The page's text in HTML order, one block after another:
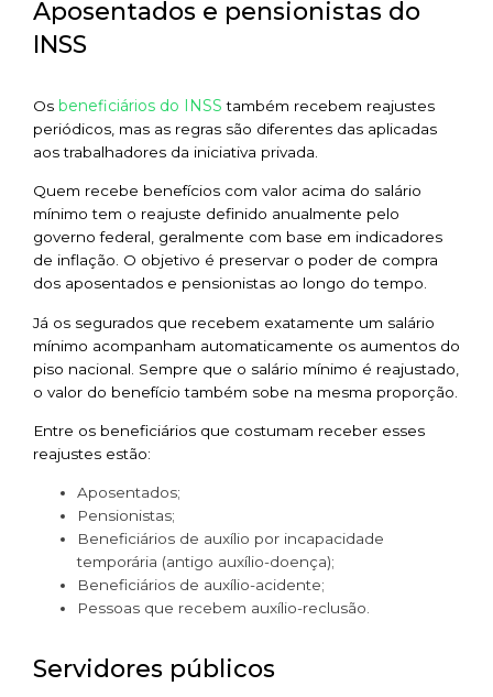
Aposentados e pensionistas do
INSS
Os beneficiários do INSS também recebem reajustes
periódicos, mas as regras são diferentes das aplicadas
aos trabalhadores da iniciativa privada.
Quem recebe benefícios com valor acima do salário
mínimo tem o reajuste definido anualmente pelo
governo federal, geralmente com base em indicadores
de inflação. O objetivo é preservar o poder de compra
dos aposentados e pensionistas ao longo do tempo.
Já os segurados que recebem exatamente um salário
mínimo acompanham automaticamente os aumentos do
piso nacional. Sempre que o salário mínimo é reajustado,
o valor do benefício também sobe na mesma proporção.
Entre os beneficiários que costumam receber esses
reajustes estão:
Aposentados;
Pensionistas;
Beneficiários de auxílio por incapacidade
temporária (antigo auxílio-doença);
Beneficiários de auxílio-acidente;
Pessoas que recebem auxílio-reclusão.
Servidores públicos